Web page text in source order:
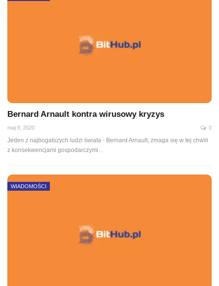
Bernard Arnault kontra wirusowy kryzys
maj 8, 2020 0
Jeden z najbogatszych ludzi świata - Bernard Arnault, zmaga się w tej chwili
z konsekwencjami gospodarczymi…
WIADOMOŚCI